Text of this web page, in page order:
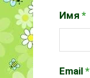
Имя *
Email *